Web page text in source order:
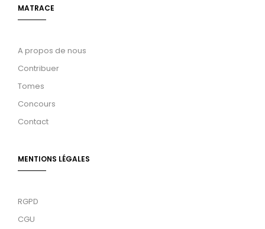
MATRACE
A propos de nous
Contribuer
Tomes
Concours
Contact
MENTIONS LÉGALES
RGPD
CGU